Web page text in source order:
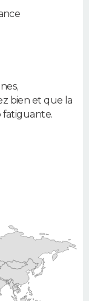
bien et que la
fatiguante.